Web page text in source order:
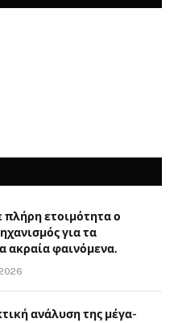
πλήρη ετοιμότητα ο
για τα
ακραία φαινόμενα.
ανάλυση της μέγα-